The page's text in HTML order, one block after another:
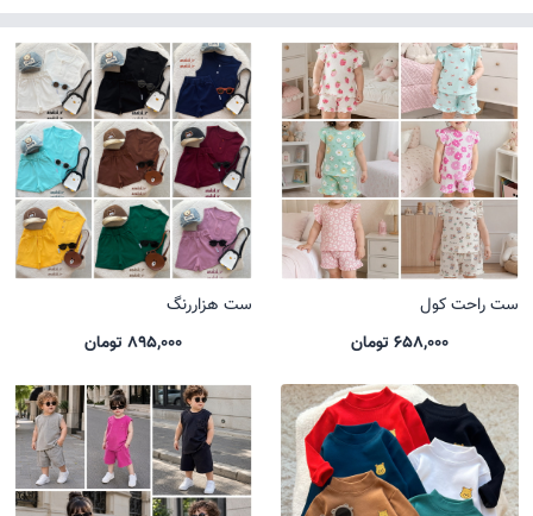
ست راحت کول
658,000 تومان
ست هزاررنگ
895,000 تومان